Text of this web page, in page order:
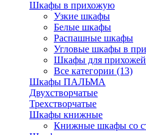
Шкафы в прихожую
Узкие шкафы
Белые шкафы
Распашные шкафы
Угловые шкафы в
Шкафы для
Все категории (13)
Шкафы ПАЛЬМА
Двухстворчатые
Трехстворчатые
Шкафы книжные
Книжные шкафы со